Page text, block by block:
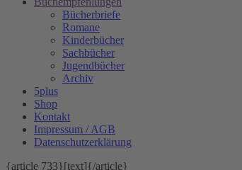
Bücherbriefe
Romane
Kinderbücher
Sachbücher
Jugendbücher
Archiv
5plus
Shop
Kontakt
Impressum / AGB
Datenschutzerklärung
{article 733}[text]{/article}